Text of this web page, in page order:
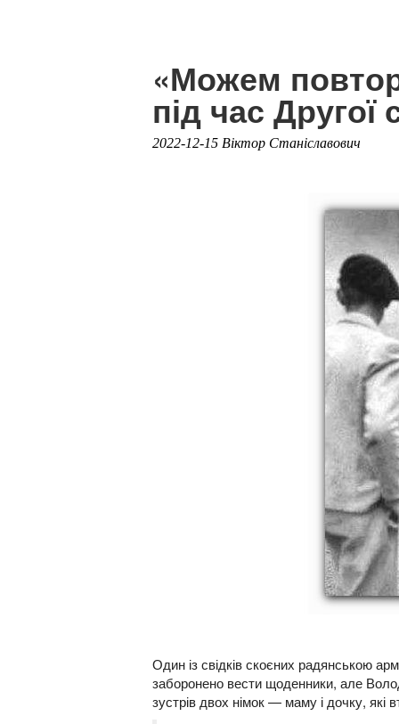
«Можем
під час Другої
2022-12-15 Віктор Станіславович
Один із свідків скоєних радянською
заборонено вести щоденники, але
зустрів двох німок — маму і дочку, які